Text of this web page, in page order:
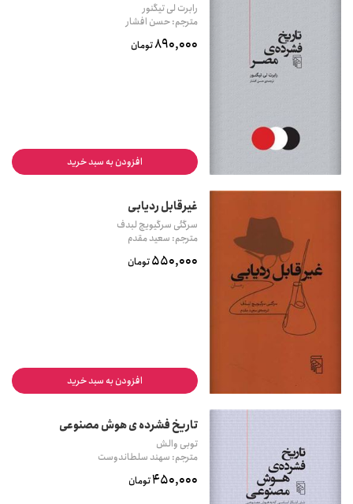
رابرت لی تیگنور
مترجم: حسن افشار
890,000تومان
افزودن به سبد خرید
غیرقابل ردیابی
سرگئی سرگیویچ لبدف
مترجم: سعید مقدم
550,000تومان
افزودن به سبد خرید
تاریخ فشرده ی هوش مصنوعی
توبی والش
مترجم: سهند سلطاندوست
450,000تومان